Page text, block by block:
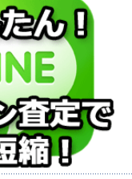
神戸市西区で自
転車の回収